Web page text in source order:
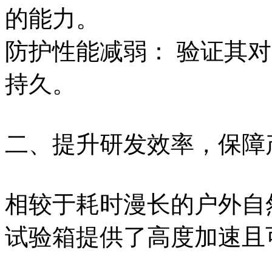
的能力。
防护性能减弱： 验证其
持久。
二、提升研发效率，保
相较于耗时漫长的户外
试验箱提供了高度加速